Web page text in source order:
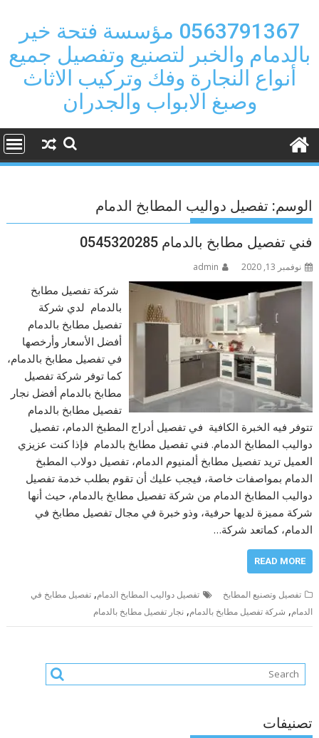
content
0563791367 مؤسسة فتحة خير
بالدمام والخبر لتصنيع وتفصيل جميع
أنواع النجارة وفك وتركيب الاثاث
وصبغ الابواب والجدران
الوسم: تفصيل دواليب المطابخ الدمام
فني تفصيل مطابخ بالدمام 0545320285
نوفمبر 13, 2020 admin
شركة تفصيل مطابخ
بالدمام لدي شركة
تفصيل مطابخ بالدمام
أفضل الأسعار وأرخصها
في تفصيل مطابخ بالدمام،
كما توفر شركة تفصيل
مطابخ بالدمام أفضل نجار
تفصيل مطابخ بالدمام
تتوفر فيه الخبرة الكافية في تفصيل أدراج المطبخ الدمام، تفصيل
دواليب المطابخ الدمام. فني تفصيل مطابخ بالدمام فإذا كنت عزيزي
العميل تريد تفصيل مطابخ ألمنيوم الدمام، تفصيل دولاب المطبخ
الدمام بمواصفات خاصة، فيجب عليك أن تقوم بطلب خدمة تفصيل
دواليب المطابخ الدمام من شركة تفصيل مطابخ بالدمام، حيث أنها
شركة مميزة لديها حرفية، وذو خبرة في مجال تفصيل مطابخ في
الدمام، كماتعد شركة…
READ MORE
تفصيل وتصنيع المطابخ تفصيل دواليب المطابخ الدمام,تفصيل مطابخ في
الدمام, شركة تفصيل مطابخ بالدمام,نجار تفصيل مطابخ بالدمام
تصنيفات